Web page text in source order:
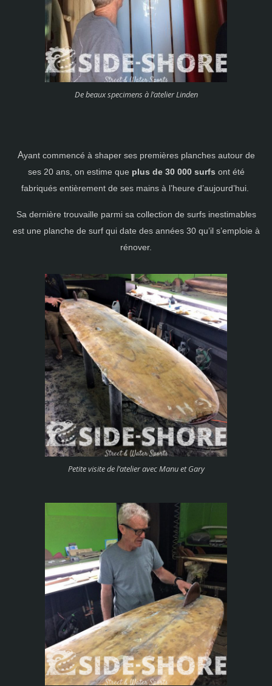
De beaux specimens à l’atelier Linden
Ayant commencé à shaper ses premières planches autour de
ses 20 ans, on estime que plus de 30 000 surfs ont été
fabriqués entièrement de ses mains à l’heure d’aujourd’hui.
Sa dernière trouvaille parmi sa collection de surfs inestimables
est une planche de surf qui date des années 30 qu’il s’emploie à
rénover.
Petite visite de l’atelier avec Manu et Gary